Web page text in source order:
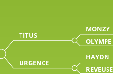
TITUS
MONZY
OLYMPE
URGENCE
HAYDN
REVEUSE